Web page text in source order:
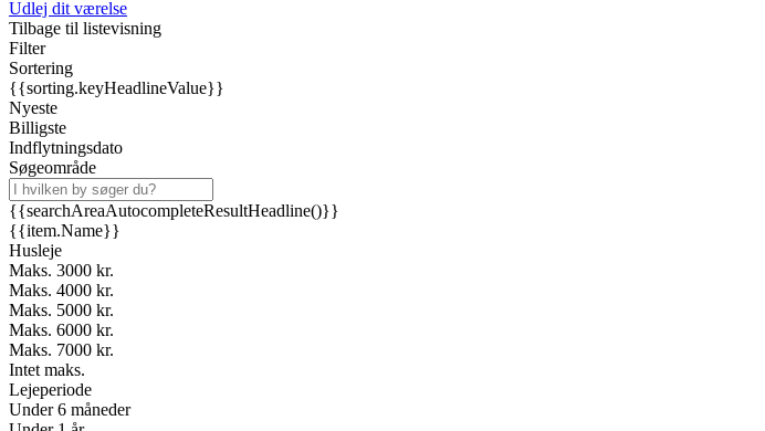
Udlej dit værelse
Tilbage til listevisning
Filter
Sortering
{{sorting.keyHeadlineValue}}
Nyeste
Billigste
Indflytningsdato
Søgeområde
{{searchAreaAutocompleteResultHeadline()}}
{{item.Name}}
Husleje
Maks. 3000 kr.
Maks. 4000 kr.
Maks. 5000 kr.
Maks. 6000 kr.
Maks. 7000 kr.
Intet maks.
Lejeperiode
Under 6 måneder